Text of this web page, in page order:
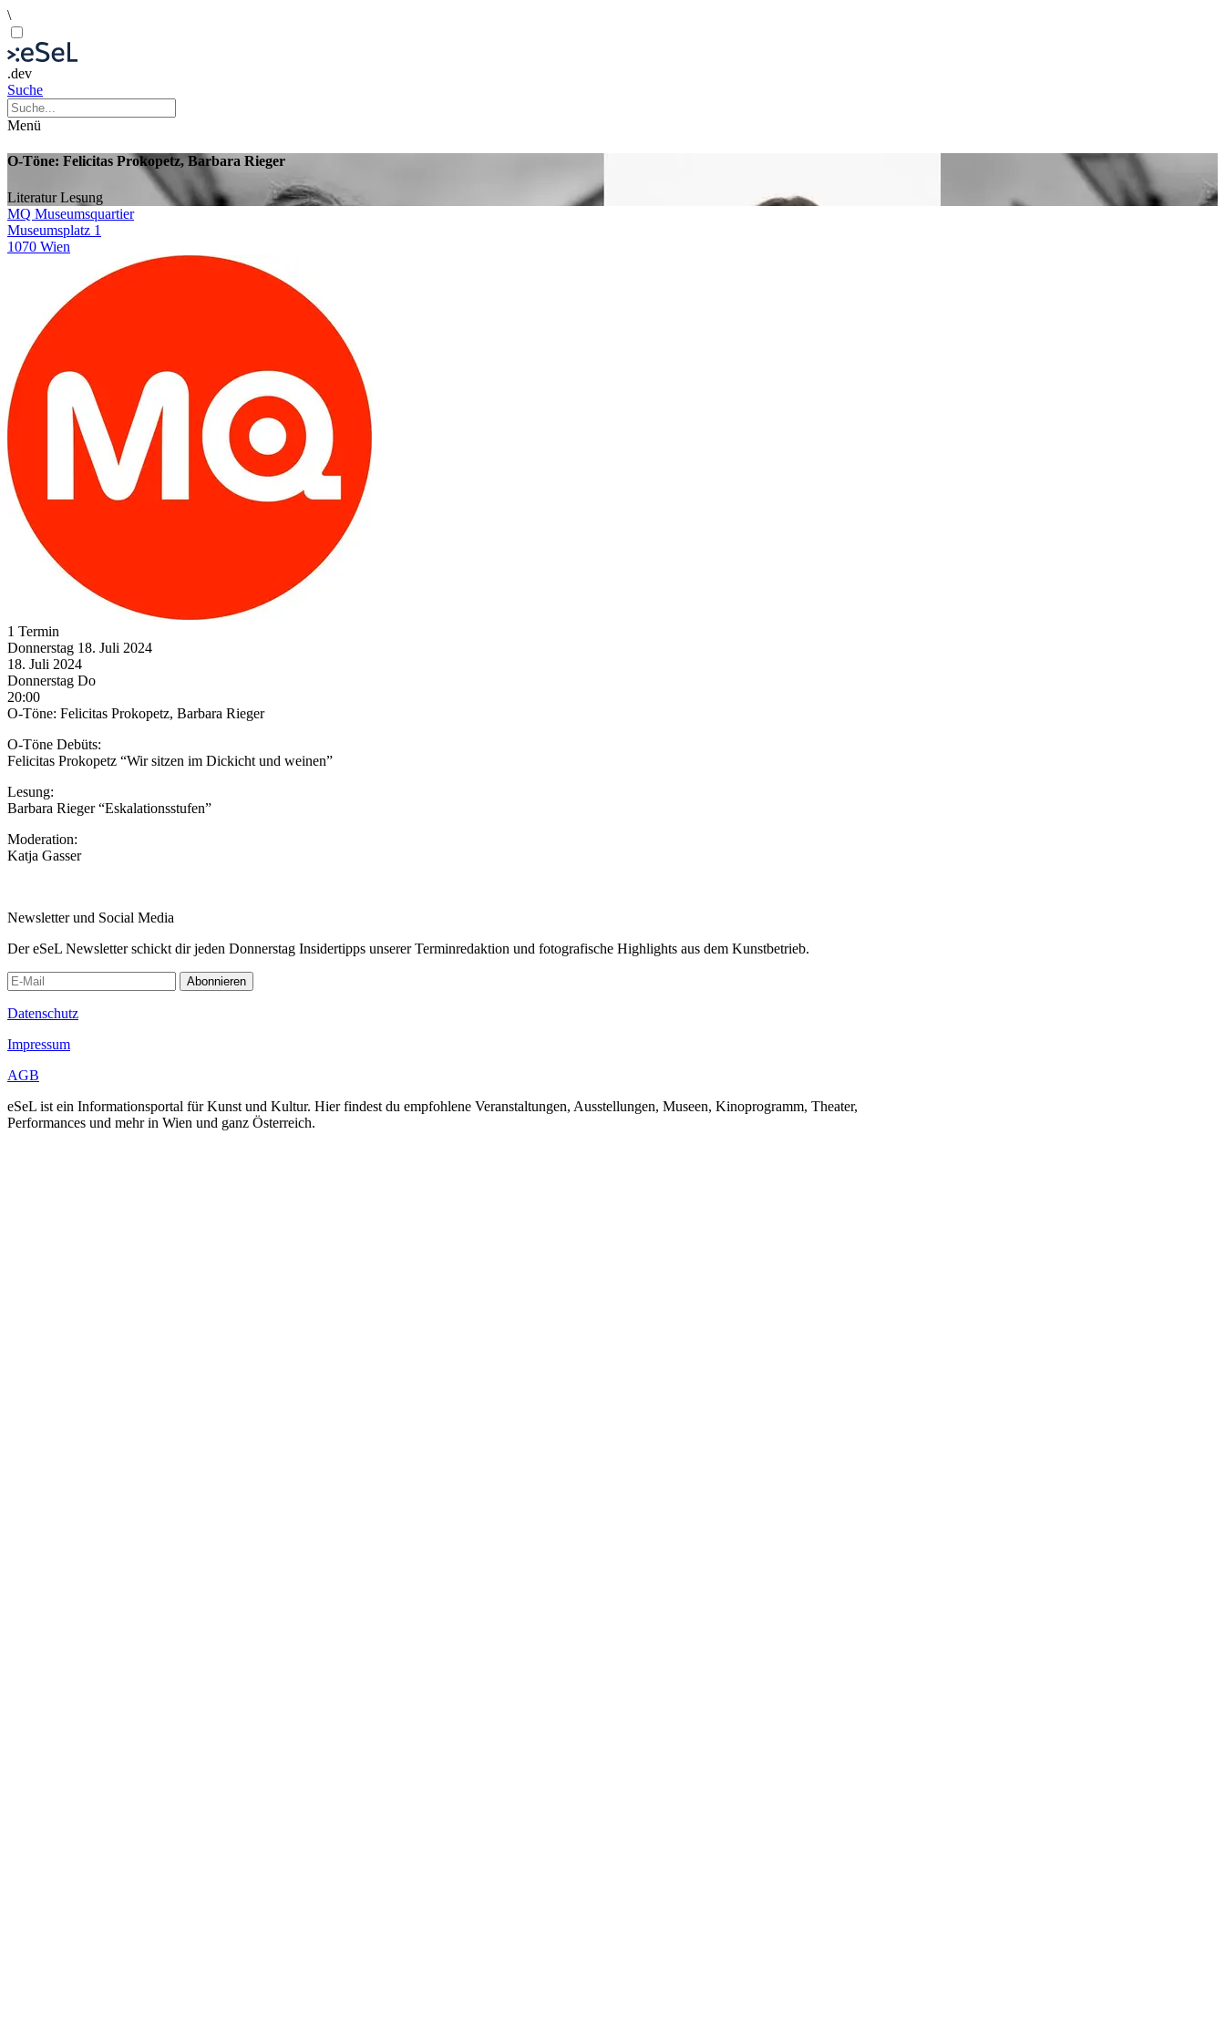
\
.dev
Suche
Menü
O-Töne: Felicitas Prokopetz, Barbara Rieger
LiteraturLesung
MQ Museumsquartier
Museumsplatz 1
1070 Wien
1 Termin
Donnerstag 18. Juli 2024
18. Juli 2024
Donnerstag Do
20:00
O-Töne: Felicitas Prokopetz, Barbara Rieger
O-Töne Debüts:
Felicitas Prokopetz “Wir sitzen im Dickicht und weinen”
Lesung:
Barbara Rieger “Eskalationsstufen”
Moderation:
Katja Gasser
Newsletter und Social Media
Der eSeL Newsletter schickt dir jeden Donnerstag Insidertipps unserer Terminredaktion und fotografische Highlights aus dem Kunstbetrieb.
Abonnieren
Datenschutz
Impressum
AGB
eSeL ist ein Informationsportal für Kunst und Kultur. Hier findest du empfohlene Veranstaltungen, Ausstellungen, Museen, Kinoprogramm, Theater,
Performances und mehr in Wien und ganz Österreich.